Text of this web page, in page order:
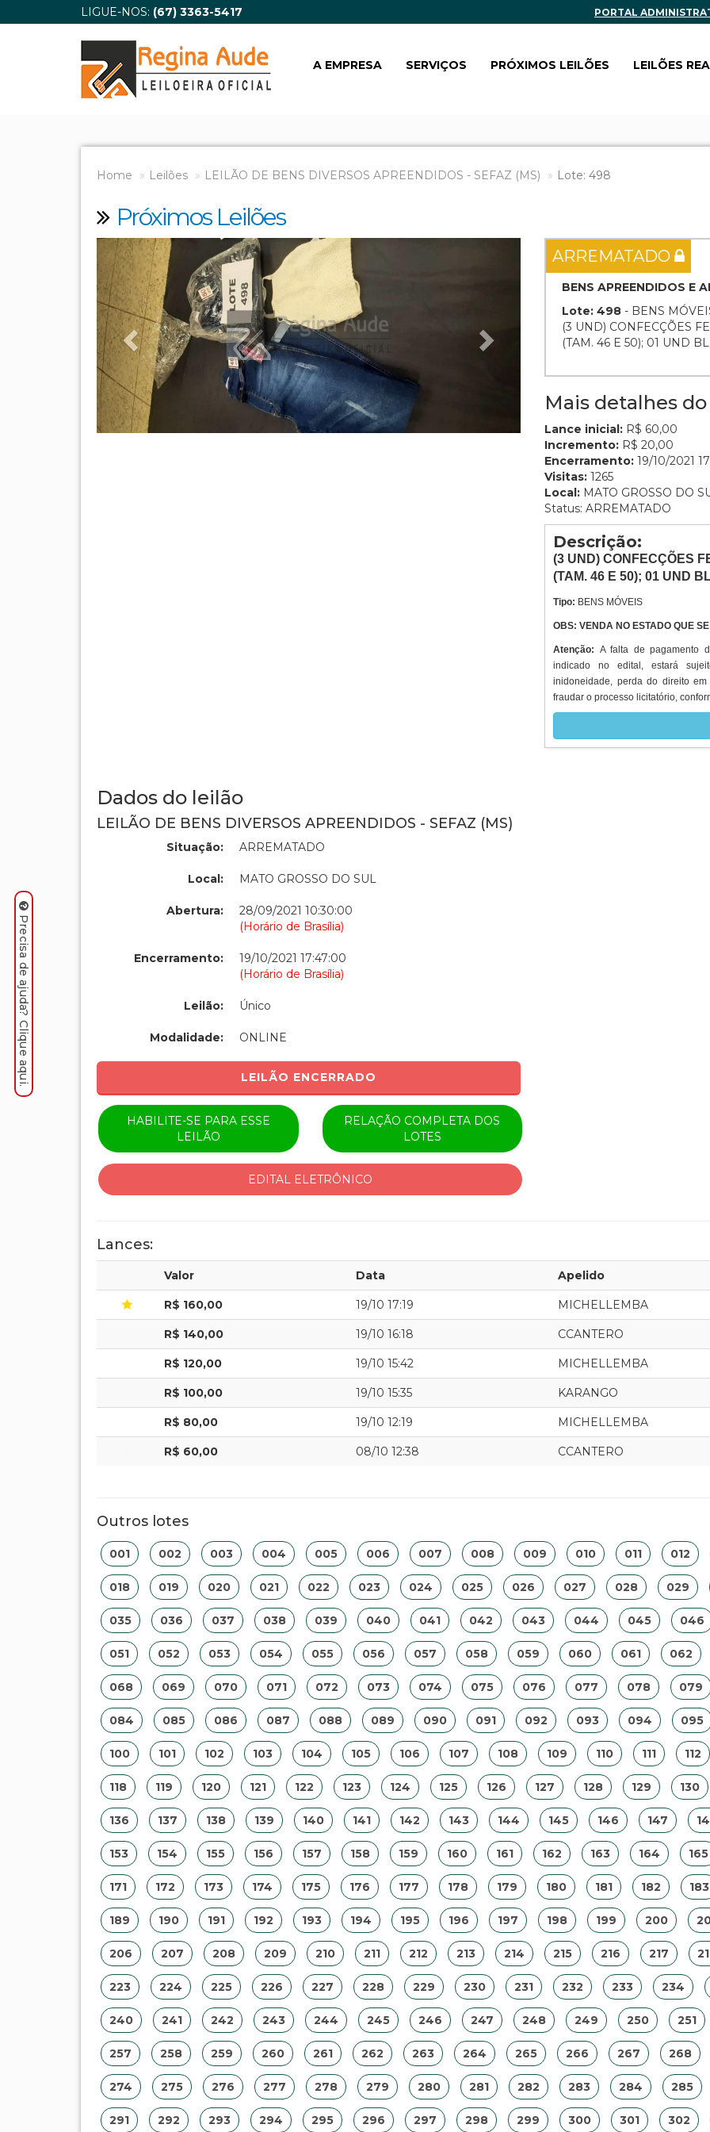
LIGUE-NOS: (67) 3363-5417 PORTAL
A EMPRESA SERVIÇOS PRÓXIMOS LEILÕES LEILÕES
Home Leilões LEILÃO DE BENS DIVERSOS APREENDIDOS - SEFAZ (MS) Lote: 498
Próximos Leilões
Previous ARREMATADO
BENS APREENDIDOS E
Lote: 498 - BENS
(3 UND) CONFECÇÕES
(TAM. 46 E 50); 01 UND
Mais detalhes
Lance inicial: R$ 60,00
Incremento: R$ 20,00
Encerramento: 19/10/2021
Visitas: 1265
Local: MATO GROSSO DO
Status: ARREMATADO
Descrição:
(3 UND) CONFECÇÕES
(TAM. 46 E 50); 01 UND
Tipo: BENS MÓVEIS
OBS: VENDA NO ESTADO QUE
Atenção: A falta de pagamento
indicado no edital, estará
inidoneidade, perda do direito
fraudar o processo licitatório,
Dados do leilão
LEILÃO DE BENS DIVERSOS APREENDIDOS - SEFAZ (MS)
Situação: ARREMATADO
Local: MATO GROSSO DO SUL
Abertura:
28/09/2021 10:30:00
(Horário de Brasília)
Encerramento:
19/10/2021 17:47:00
(Horário de Brasília)
Leilão: Único
Modalidade: ONLINE
LEILÃO ENCERRADO
HABILITE-SE PARA ESSE
LEILÃO
RELAÇÃO COMPLETA DOS
LOTES
EDITAL ELETRÔNICO
Lances:
Valor Data Apelido
R$ 160,00 19/10 17:19 MICHELLEMBA
R$ 140,00 19/10 16:18 CCANTERO
R$ 120,00 19/10 15:42 MICHELLEMBA
R$ 100,00 19/10 15:35 KARANGO
R$ 80,00 19/10 12:19 MICHELLEMBA
R$ 60,00 08/10 12:38 CCANTERO
Outros lotes
001 002 003 004 005 006 007 008 009 010 011 012
018 019 020 021 022 023 024 025 026 027 028 029
035 036 037 038 039 040 041 042 043 044 045 046
051 052 053 054 055 056 057 058 059 060 061 062
068 069 070 071 072 073 074 075 076 077 078 079
084 085 086 087 088 089 090 091 092 093 094 095
100 101 102 103 104 105 106 107 108 109 110 111 112
118 119 120 121 122 123 124 125 126 127 128 129 130
136 137 138 139 140 141 142 143 144 145 146 147
153 154 155 156 157 158 159 160 161 162 163 164 165
171 172 173 174 175 176 177 178 179 180 181 182 183
189 190 191 192 193 194 195 196 197 198 199 200
206 207 208 209 210 211 212 213 214 215 216 217
223 224 225 226 227 228 229 230 231 232 233 234
240 241 242 243 244 245 246 247 248 249 250 251
257 258 259 260 261 262 263 264 265 266 267 268
274 275 276 277 278 279 280 281 282 283 284 285
291 292 293 294 295 296 297 298 299 300 301 302
Precisa de ajuda? Clique aqui.